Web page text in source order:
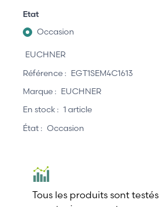
Etat
Occasion
EUCHNER
Référence : EGT1SEM4C1613
Marque : EUCHNER
En stock : 1 article
État : Occasion
Tous les produits sont